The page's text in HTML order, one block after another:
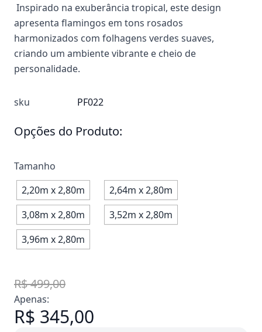
Inspirado na exuberância tropical, este design
apresenta flamingos em tons rosados
harmonizados com folhagens verdes suaves,
criando um ambiente vibrante e cheio de
personalidade.
sku PF022
Opções do Produto:
Tamanho
2,20m x 2,80m
2,64m x 2,80m
3,08m x 2,80m
3,52m x 2,80m
3,96m x 2,80m
R$ 499,00
Apenas:
R$ 345,00